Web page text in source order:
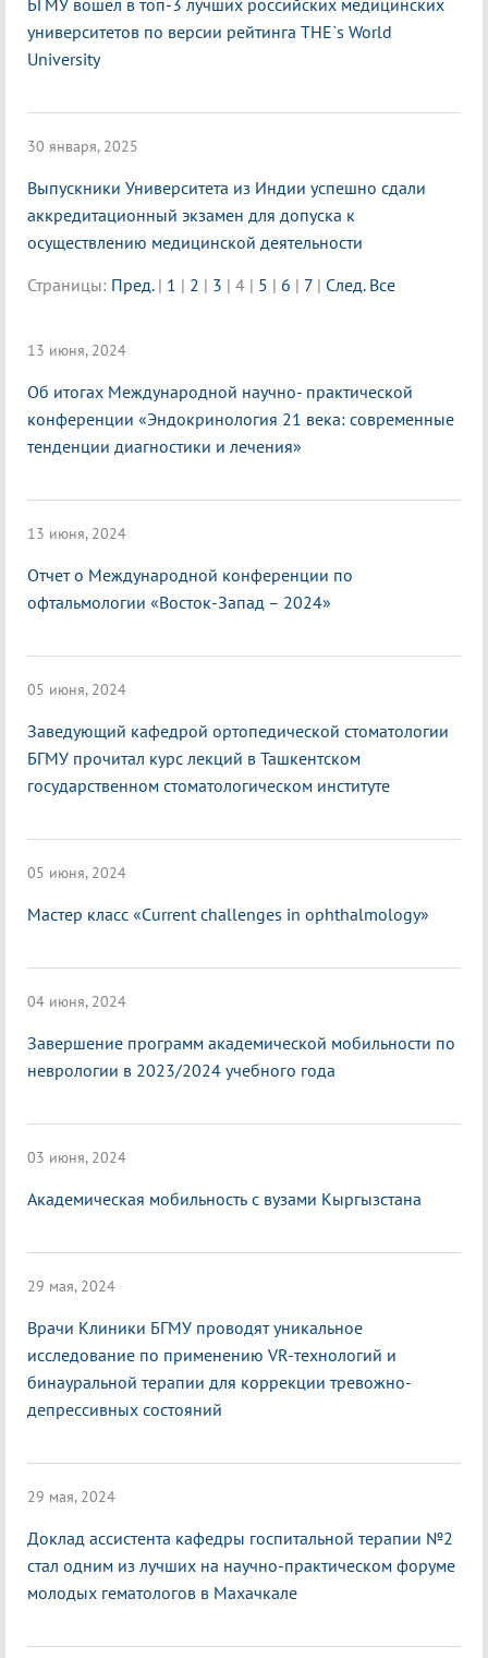
БГМУ вошел в топ-3 лучших российских медицинских
университетов по версии рейтинга THE`s World
University
30 января, 2025
Выпускники Университета из Индии успешно сдали
аккредитационный экзамен для допуска к
осуществлению медицинской деятельности
Страницы: Пред. | 1 | 2 | 3 | 4 | 5 | 6 | 7 | След. Все
13 июня, 2024
Об итогах Международной научно- практической
конференции «Эндокринология 21 века: современные
тенденции диагностики и лечения»
13 июня, 2024
Отчет о Международной конференции по
офтальмологии «Восток-Запад – 2024»
05 июня, 2024
Заведующий кафедрой ортопедической стоматологии
БГМУ прочитал курс лекций в Ташкентском
государственном стоматологическом институте
05 июня, 2024
Мастер класс «Current challenges in ophthalmology»
04 июня, 2024
Завершение программ академической мобильности по
неврологии в 2023/2024 учебного года
03 июня, 2024
Академическая мобильность с вузами Кыргызстана
29 мая, 2024
Врачи Клиники БГМУ проводят уникальное
исследование по применению VR-технологий и
бинауральной терапии для коррекции тревожно-
депрессивных состояний
29 мая, 2024
Доклад ассистента кафедры госпитальной терапии №2
стал одним из лучших на научно-практическом форуме
молодых гематологов в Махачкале